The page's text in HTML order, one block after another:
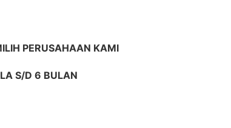
PERUSAHAAN KAMI
S/D 6 BULAN